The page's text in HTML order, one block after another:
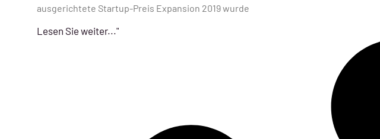
ausgerichtete Startup-Preis Expansion 2019 wurde
Lesen Sie weiter..."